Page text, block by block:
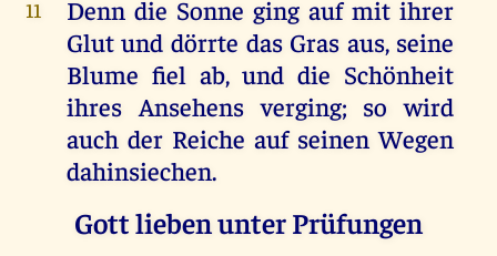
11
Denn die Sonne ging auf mit ihrer
Glut und dörrte das Gras aus, seine
Blume fiel ab, und die Schönheit
ihres Ansehens verging; so wird
auch der Reiche auf seinen Wegen
dahinsiechen.
Gott lieben unter Prüfungen